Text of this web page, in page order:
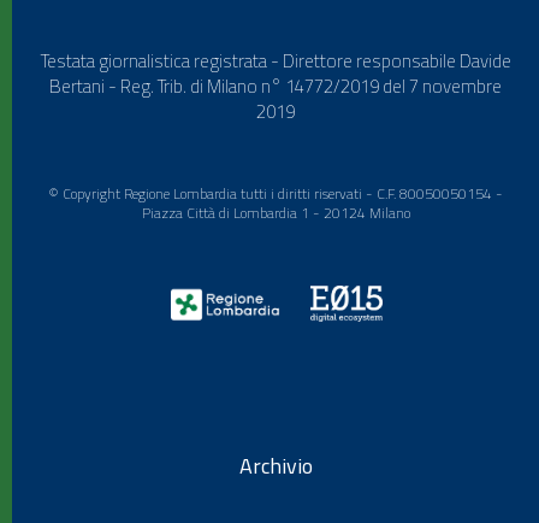
Testata giornalistica registrata - Direttore responsabile Davide
Bertani - Reg. Trib. di Milano n° 14772/2019 del 7 novembre
2019
© Copyright Regione Lombardia tutti i diritti riservati - C.F. 80050050154 -
Piazza Città di Lombardia 1 - 20124 Milano
Archivio